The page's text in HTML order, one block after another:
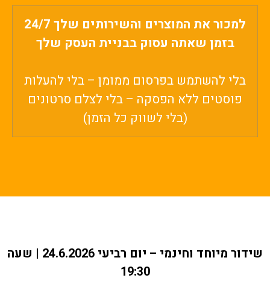
למכור את המוצרים והשירותים שלך 24/7
בזמן שאתה עסוק בבניית העסק שלך
בלי להשתמש בפרסום ממומן – בלי להעלות
פוסטים ללא הפסקה – בלי לצלם סרטונים
(בלי לשווק כל הזמן)
שידור מיוחד וחינמי – יום רביעי 24.6.2026 | שעה
19:30